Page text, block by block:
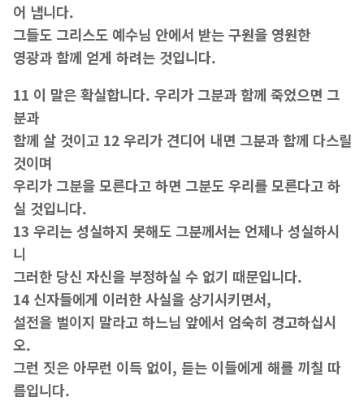
어 냅니다.
그들도 그리스도 예수님 안에서 받는 구원을 영원한
영광과 함께 얻게 하려는 것입니다.
11 이 말은 확실합니다. 우리가 그분과 함께 죽었으면 그
분과
함께 살 것이고 12 우리가 견디어 내면 그분과 함께 다스릴
것이며
우리가 그분을 모른다고 하면 그분도 우리를 모른다고 하
실 것입니다.
13 우리는 성실하지 못해도 그분께서는 언제나 성실하시
니
그러한 당신 자신을 부정하실 수 없기 때문입니다.
14 신자들에게 이러한 사실을 상기시키면서,
설전을 벌이지 말라고 하느님 앞에서 엄숙히 경고하십시
오.
그런 짓은 아무런 이득 없이, 듣는 이들에게 해를 끼칠 따
름입니다.